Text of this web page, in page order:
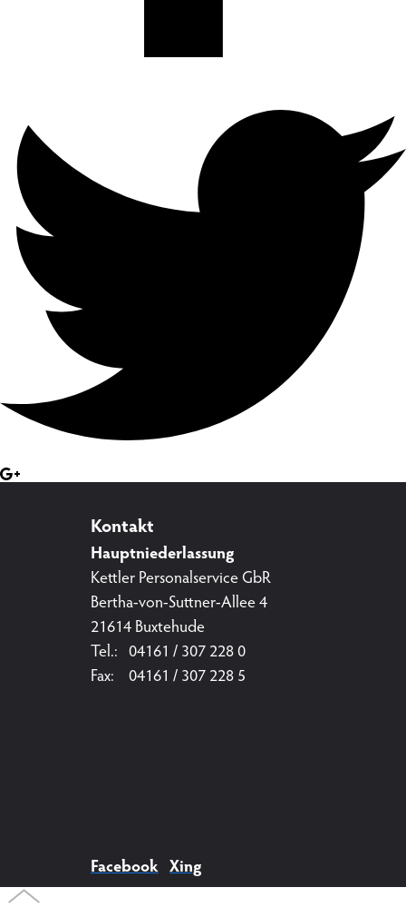
Kontakt
Hauptniederlassung
Kettler Personalservice GbR
Bertha-von-Suttner-Allee 4
21614 Buxtehude
Tel.: 04161 / 307 228 0
Fax: 04161 / 307 228 5
Facebook Xing